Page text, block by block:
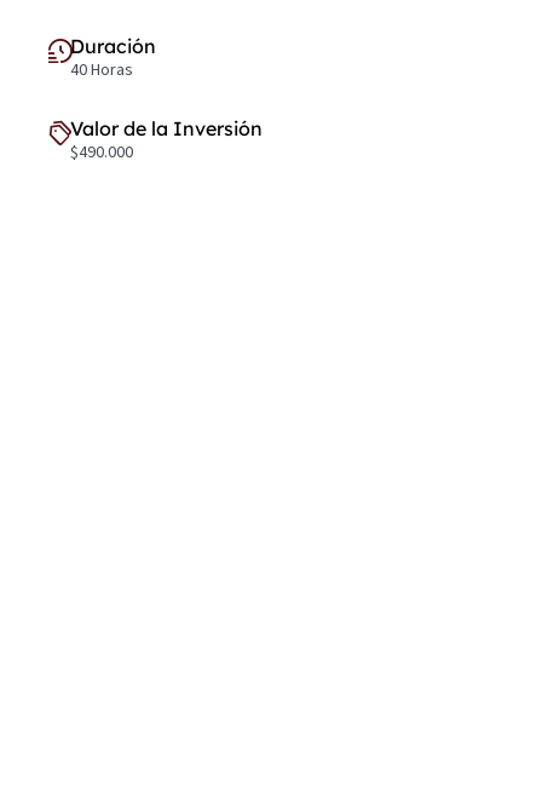
Duración
40 Horas
Valor de la Inversión
$490.000